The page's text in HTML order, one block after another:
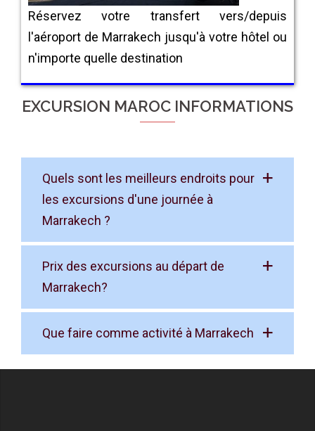
Réservez votre transfert vers/depuis
l'aéroport de Marrakech jusqu'à votre hôtel ou
n'importe quelle destination
EXCURSION MAROC INFORMATIONS
Quels sont les meilleurs endroits pour
les excursions d'une journée à
Marrakech ?
Prix des excursions au départ de
Marrakech?
Que faire comme activité à Marrakech